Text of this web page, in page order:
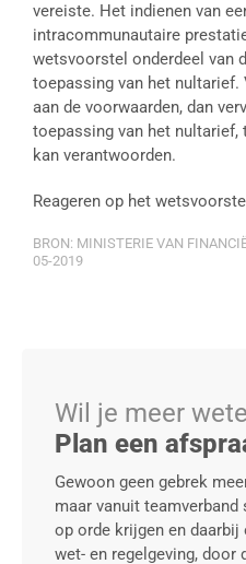
vereiste. Het indienen van
intracommunautaire
wetsvoorstel onderdeel van
toepassing van het
aan de voorwaarden, dan
toepassing van het
kan verantwoorden.
Reageren op het
BRON: MINISTERIE VAN
05-2019
Wil je meer
Plan een
Gewoon geen gebrek
maar vanuit
op orde krijgen en
wet- en regelgeving, door